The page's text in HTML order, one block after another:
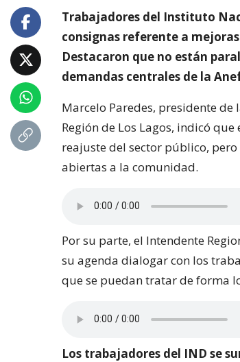
Trabajadores del Instituto
consignas referente a
Destacaron que no están
demandas centrales de la
Marcelo Paredes, presidente
Región de Los Lagos, indicó
reajuste del sector público,
abiertas a la comunidad.
Por su parte, el Intendente
su agenda dialogar con los
que se puedan tratar de forma
Los trabajadores del IND se